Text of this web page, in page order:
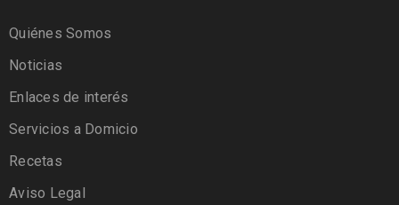
Quiénes Somos
Noticias
Enlaces de interés
Servicios a Domicio
Recetas
Aviso Legal